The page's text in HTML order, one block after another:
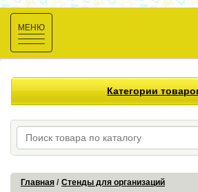
Toggle
navigation
Категории
Главная Стенды для организаций